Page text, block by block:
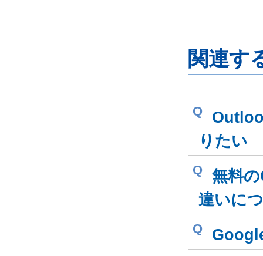
関連す
Q
りたい
Q
無料
違いに
Q